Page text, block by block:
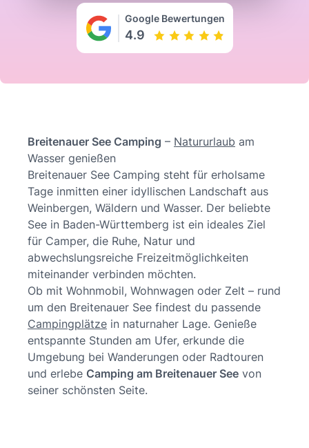
Google Bewertungen
4.9
Breitenauer See Camping – Natururlaub am
Wasser genießen
Breitenauer See Camping steht für erholsame
Tage inmitten einer idyllischen Landschaft aus
Weinbergen, Wäldern und Wasser. Der beliebte
See in Baden-Württemberg ist ein ideales Ziel
für Camper, die Ruhe, Natur und
abwechslungsreiche Freizeitmöglichkeiten
miteinander verbinden möchten.
Ob mit Wohnmobil, Wohnwagen oder Zelt – rund
um den Breitenauer See findest du passende
Campingplätze in naturnaher Lage. Genieße
entspannte Stunden am Ufer, erkunde die
Umgebung bei Wanderungen oder Radtouren
und erlebe Camping am Breitenauer See von
seiner schönsten Seite.